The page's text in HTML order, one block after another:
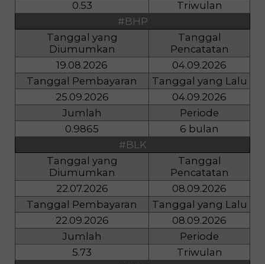
0.53
Triwulan
#BHP
Tanggal yang
Diumumkan
Tanggal
Pencatatan
19.08.2026
04.09.2026
Tanggal Pembayaran
Tanggal yang Lalu
25.09.2026
04.09.2026
Jumlah
Periode
0.9865
6 bulan
#BLK
Tanggal yang
Diumumkan
Tanggal
Pencatatan
22.07.2026
08.09.2026
Tanggal Pembayaran
Tanggal yang Lalu
22.09.2026
08.09.2026
Jumlah
Periode
5.73
Triwulan